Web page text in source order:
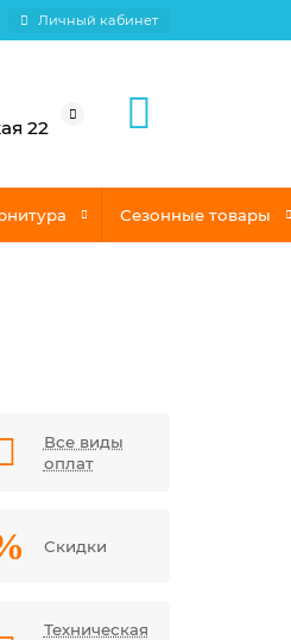
Личный кабинет
22
Сезонные товары
Все виды
оплат
Скидки
Техническая